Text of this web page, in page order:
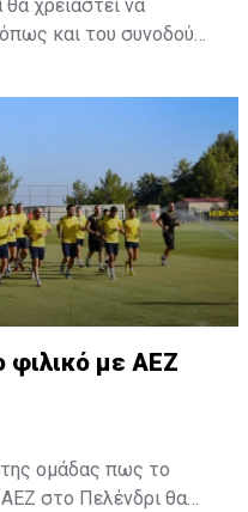
χρειαστεί να
και του συνοδού
αυτοκινήτου,
με ΑΕΖ
ομάδας πως το
στο Πελένδρι θα